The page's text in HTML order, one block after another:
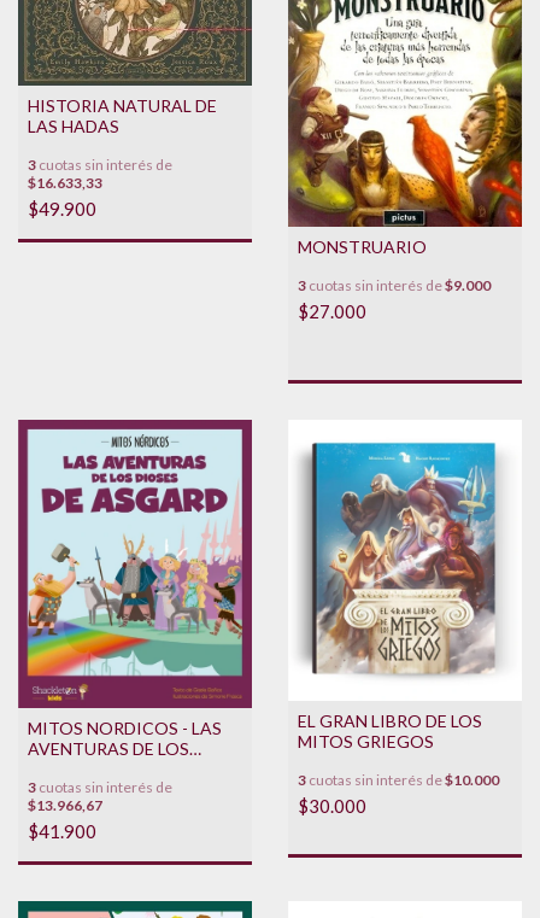
HISTORIA NATURAL DE
LAS HADAS
3 cuotas sin interés de
$16.633,33
$49.900
MONSTRUARIO
3 cuotas sin interés de$9.000
$27.000
MITOS NORDICOS - LAS
AVENTURAS DE LOS
3 cuotas sin interés de
$13.966,67
$41.900
EL GRAN LIBRO DE LOS
MITOS GRIEGOS
3 cuotas sin interés de$10.000
$30.000